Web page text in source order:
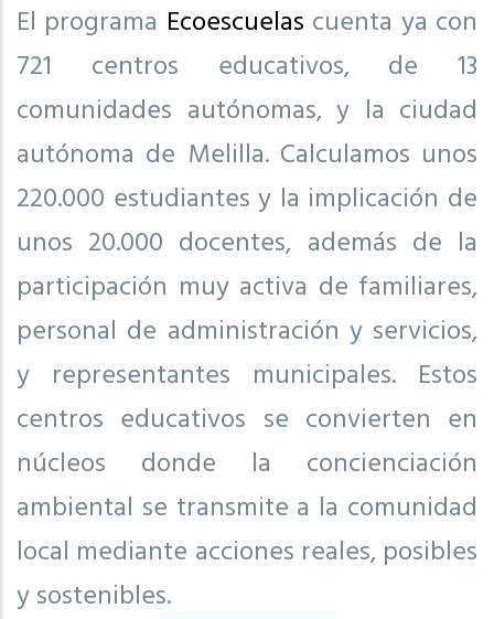
El programa Ecoescuelas cuenta ya con
721 centros educativos, de 13
comunidades autónomas, y la ciudad
autónoma de Melilla. Calculamos unos
220.000 estudiantes y la implicación de
unos 20.000 docentes, además de la
participación muy activa de familiares,
personal de administración y servicios,
y representantes municipales. Estos
centros educativos se convierten en
núcleos donde la concienciación
ambiental se transmite a la comunidad
local mediante acciones reales, posibles
y sostenibles.